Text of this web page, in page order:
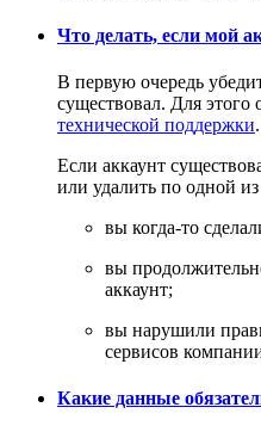
Что делать, если мой
В первую очередь
существовал. Для этого
технической поддержки.
Если аккаунт
или удалить по одной
вы когда-то
вы
аккаунт;
вы нарушили
сервисов
Какие данные